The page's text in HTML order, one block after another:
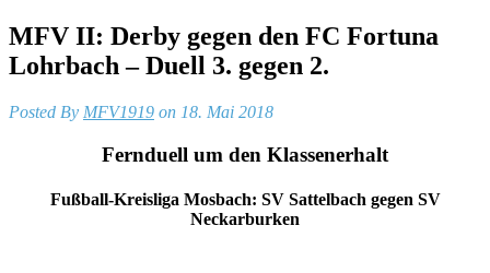
MFV II: Derby gegen den FC Fortuna
Lohrbach – Duell 3. gegen 2.
Posted By MFV1919 on 18. Mai 2018
Fernduell um den Klassenerhalt
Fußball-Kreisliga Mosbach: SV Sattelbach gegen SV
Neckarburken